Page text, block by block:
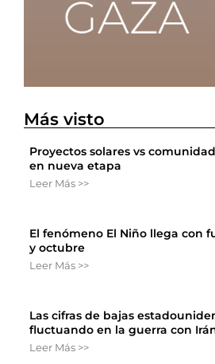
Más visto
Proyectos solares vs
en nueva etapa
Leer Más >>
El fenómeno El Niño llega con
y octubre
Leer Más >>
Las cifras de bajas
fluctuando en la guerra con
Leer Más >>